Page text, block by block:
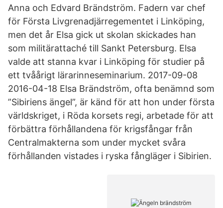
Anna och Edvard Brändström. Fadern var chef
för Första Livgrenadjärregementet i Linköping,
men det år Elsa gick ut skolan skickades han
som militärattaché till Sankt Petersburg. Elsa
valde att stanna kvar i Linköping för studier på
ett tvåårigt lärarinneseminarium. 2017-09-08
2016-04-18 Elsa Brändström, ofta benämnd som
”Sibiriens ängel”, är känd för att hon under första
världskriget, i Röda korsets regi, arbetade för att
förbättra förhållandena för krigsfångar från
Centralmakterna som under mycket svåra
förhållanden vistades i ryska fångläger i Sibirien.